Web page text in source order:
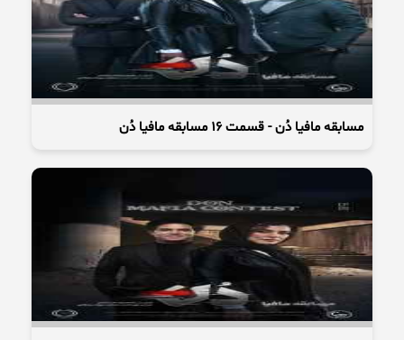
مسابقه مافیا دُن - قسمت 16 مسابقه مافیا دُن